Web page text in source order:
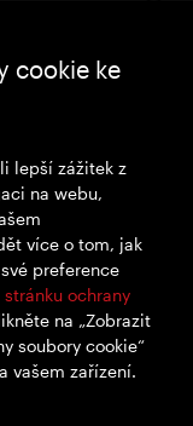
cookie ke
lepší zážitek z
na webu,
více o tom, jak
preference
stránku ochrany
na „Zobrazit
soubory cookie“
vašem zařízení.
twitter.com/